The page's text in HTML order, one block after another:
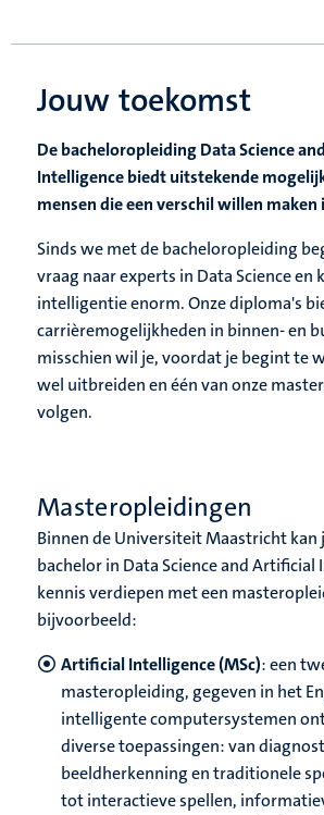
Jouw toekomst
De bacheloropleiding Data Science
Intelligence biedt uitstekende
mensen die een verschil willen maken
Sinds we met de bacheloropleiding
vraag naar experts in Data Science
intelligentie enorm. Onze diploma's
carrièremogelijkheden in binnen- en
misschien wil je, voordat je begint te
wel uitbreiden en één van onze
volgen.
Masteropleidingen
Binnen de Universiteit Maastricht kan
bachelor in Data Science and Artificial
kennis verdiepen met een
bijvoorbeeld:
Artificial Intelligence (MSc): een
masteropleiding, gegeven in het
intelligente computersystemen
diverse toepassingen: van
beeldherkenning en traditionele
tot interactieve spellen,